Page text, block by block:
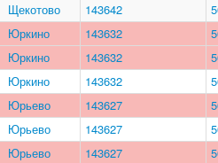
Щекотово 143642
Юркино 143632
Юркино 143632
Юркино 143632
Юрьево 143627
Юрьево 143627
Юрьево 143627